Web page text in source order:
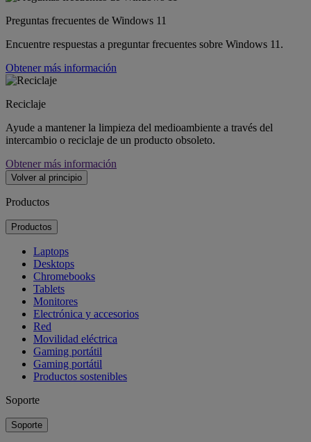
Preguntas frecuentes de Windows 11
Encuentre respuestas a preguntar frecuentes sobre Windows 11.
Obtener más información
Reciclaje
Ayude a mantener la limpieza del medioambiente a través del
intercambio o reciclaje de un producto obsoleto.
Obtener más información
Volver al principio
Productos
Productos
Laptops
Desktops
Chromebooks
Tablets
Monitores
Electrónica y accesorios
Red
Movilidad eléctrica
Gaming portátil
Gaming portátil
Productos sostenibles
Soporte
Soporte